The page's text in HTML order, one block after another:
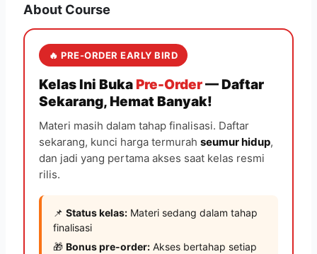
About Course
🔥 PRE-ORDER EARLY BIRD
Kelas Ini BukaPre-Order— Daftar
Sekarang, Hemat Banyak!
Materi masih dalam tahap finalisasi. Daftar
sekarang, kunci harga termurahseumur hidup,
dan jadi yang pertama akses saat kelas resmi
rilis.
📌Status kelas: Materi sedang dalam tahap
finalisasi
🎁Bonus pre-order: Akses bertahap setiap